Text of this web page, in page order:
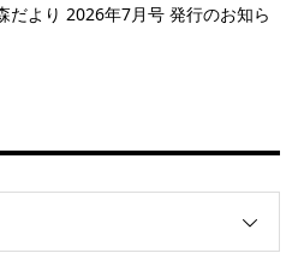
だより 2026年7月号 発行のお知ら